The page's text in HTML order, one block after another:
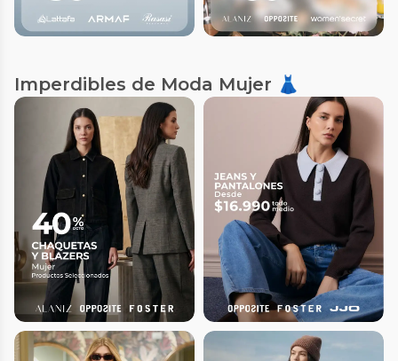
Imperdibles de Moda Mujer 👗